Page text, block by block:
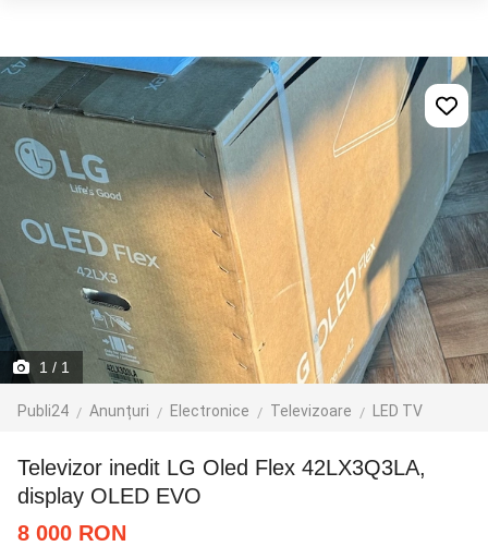
1 / 1
Publi24 Anunțuri Electronice Televizoare LED TV
Televizor inedit LG Oled Flex 42LX3Q3LA,
display OLED EVO
8 000 RON